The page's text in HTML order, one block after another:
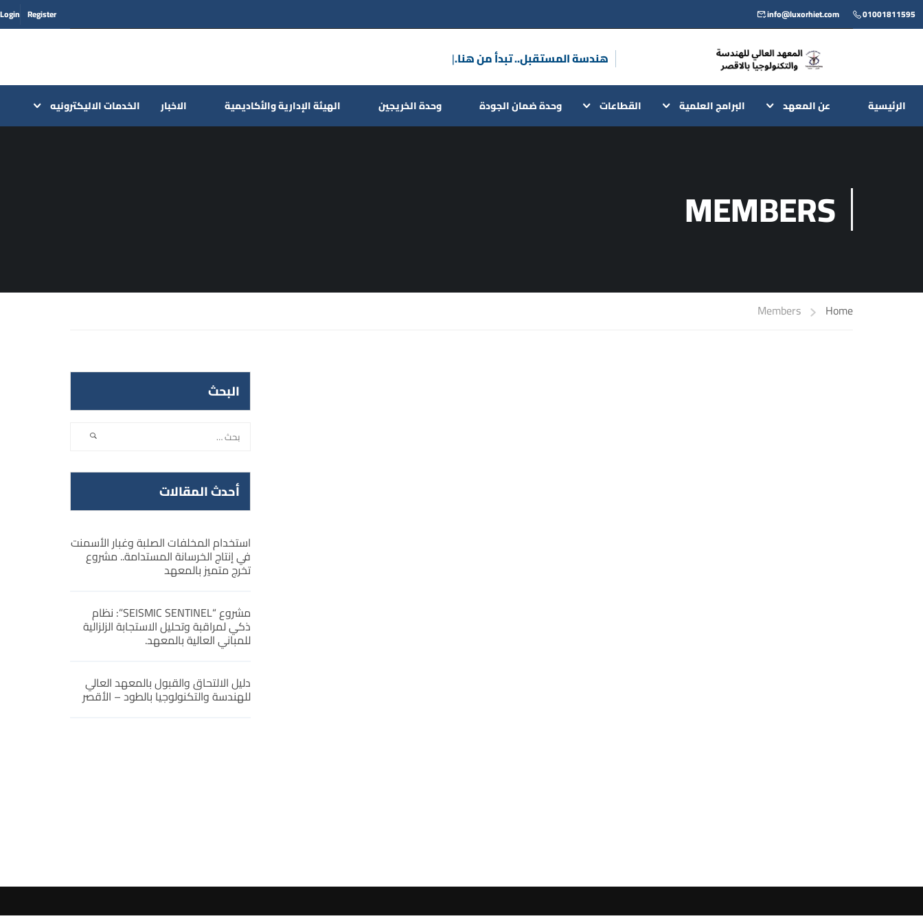
01001811595
info@luxorhiet.com
Register
Login
هندسة المستقبل.. تبدأ
الرئيسية عن المعهد البرامج العلمية القطاعات وحدة ضمان الجودة وحدة الخريجين الهيئة الإدارية والأكاديمية الاخبار الخدمات الاليكترونيه
MEMBERS
Home
Members
البحث
أحدث المقالات
استخدام المخلفات الصلبة وغبار الأسمنت
في إنتاج الخرسانة المستدامة.. مشروع
تخرج متميز بالمعهد
مشروع “SEISMIC SENTINEL”: نظام
ذكي لمراقبة وتحليل الاستجابة الزلزالية
للمباني العالية بالمعهد.
دليل الالتحاق والقبول بالمعهد العالي
للهندسة والتكنولوجيا بالطود – الأقصر